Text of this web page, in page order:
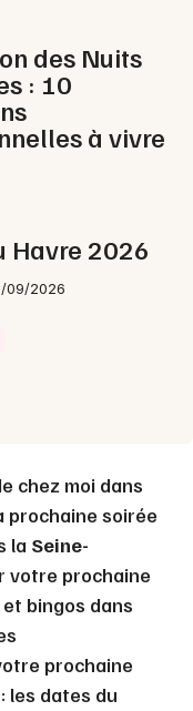
des Nuits
: 10
à vivre
Havre 2026
09/2026
chez moi dans
prochaine soirée
la Seine-
votre prochaine
bingos dans
prochaine
: les dates du